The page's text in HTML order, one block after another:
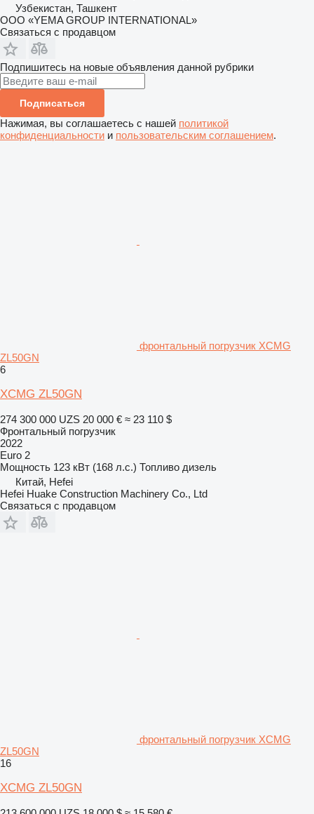
Узбекистан, Ташкент
ООО «YEMA GROUP INTERNATIONAL»
Связаться с продавцом
Подпишитесь на новые объявления данной рубрики
Подписаться
Нажимая, вы соглашаетесь с нашей политикой
конфиденциальности и пользовательским соглашением.
фронтальный погрузчик XCMG
ZL50GN
6
XCMG ZL50GN
274 300 000 UZS 20 000 € ≈ 23 110 $
Фронтальный погрузчик
2022
Euro 2
Мощность 123 кВт (168 л.с.) Топливо дизель
Китай, Hefei
Hefei Huake Construction Machinery Co., Ltd
Связаться с продавцом
фронтальный погрузчик XCMG
ZL50GN
16
XCMG ZL50GN